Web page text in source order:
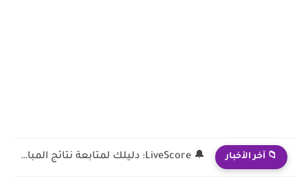
📁 آخر الأخبار TV Time: دليلك الكامل لتنظيم ومتابعة ما تشاهده بسهولة